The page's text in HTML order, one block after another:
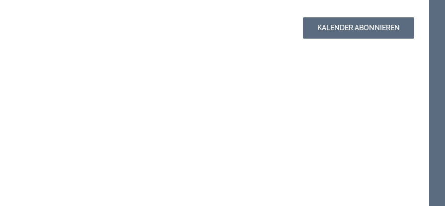
KALENDER ABONNIEREN